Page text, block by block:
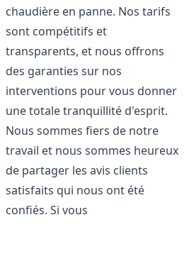
chaudière en panne. Nos tarifs
sont compétitifs et
transparents, et nous offrons
des garanties sur nos
interventions pour vous donner
une totale tranquillité d'esprit.
Nous sommes fiers de notre
travail et nous sommes heureux
de partager les avis clients
satisfaits qui nous ont été
confiés. Si vous